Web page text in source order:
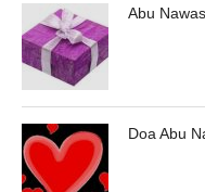
Abu
Doa Abu